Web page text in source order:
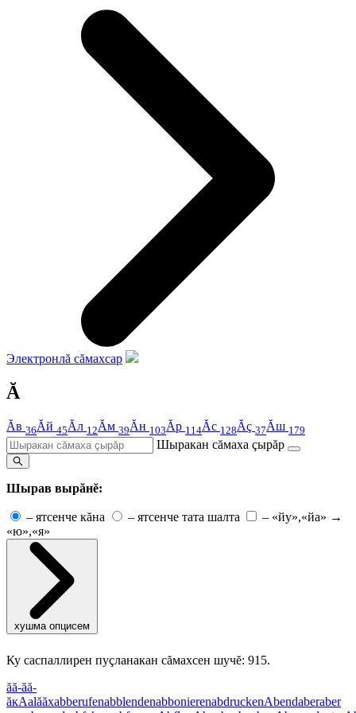
Электронлă сăмахсар
Ă
Ăв 36Ăй 45Ăл 12Ăм 39Ăн 103Ăр 114Ăс 128Ăç 37Ăш 179
Шыракан сăмаха çырăр
Шырав вырăнĕ:
– ятсенче кăна – ятсенче тата шалта – «йу»,«йа» →
«ю»,«я»
хушма опцисем
Ку саспаллирен пуçланакан сăмахсен шучĕ: 915.
ăă-ăă-
ăкAalăăхabberufenabblendenabbonierenabdruckenAbendaberaber